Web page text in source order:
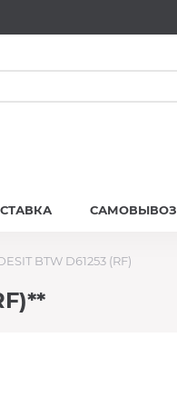
САМОВЫВОЗ
BTW D61253 (RF)